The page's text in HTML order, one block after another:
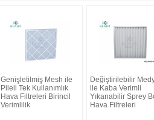
Genişletilmiş Mesh ile
Pileli Tek Kullanımlık
Hava Filtreleri Birincil
Verimlilik
Değiştirilebilir
ile Kaba Verimli
Yıkanabilir Sprey
Hava Filtreleri